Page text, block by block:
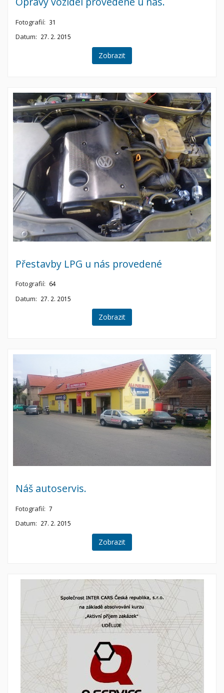
Fotografií: 31
Datum: 27. 2. 2015
Zobrazit
Přestavby LPG u nás provedené
Fotografií: 64
Datum: 27. 2. 2015
Zobrazit
Náš autoservis.
Fotografií: 7
Datum: 27. 2. 2015
Zobrazit